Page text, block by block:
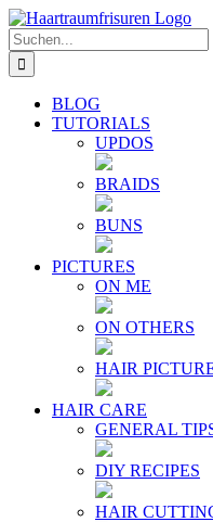
Zum
Inhalt
springen
E-
Mail
YouTube
Instagram
Facebook
Twitter
Suche
nach:
BLOG
TUTORIALS
UPDOS
BRAIDS
BUNS
PICTURES
ON ME
ON OTHERS
HAIR
HAIR CARE
GENERAL
DIY RECIPES
HAIR